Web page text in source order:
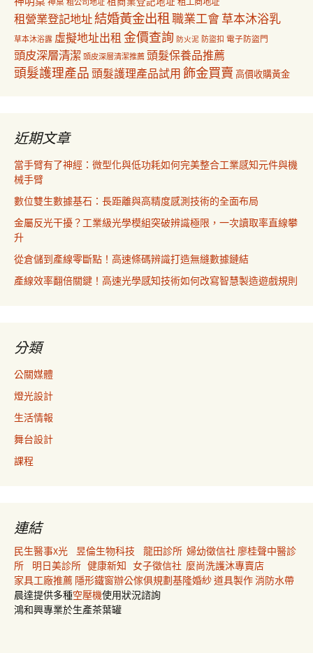
租公司地址
租營業登記地址結婚黃金出租職業工會草本沐浴乳
草本沐浴露 虛擬地址出租 金價查詢 防火泥 防盜扣 電子防盜門
頭皮深層清潔 頭皮深層清潔推薦 頭髮保養品推薦
頭髮護理產品 頭髮護理產品試用 飾金買賣 高價收購黃金
近期文章
當手臂有了神經：微型化與低功耗如何完美整合工業感知元件與機
械手臂
數位雙生數據基石：長距離與高精度感測技術的全面布局
金屬反光干擾？工業級光學模組突破辨識極限，一次讀取率直線攀
升
從倉儲到產線零斷點！高速條碼辨識打造無縫數據鏈結
產線效率翻倍關鍵！高速光學感知技術如何改寫智慧製造遊戲規則
分類
公關媒體
燈光設計
生活情報
舞台設計
課程
連結
民生醫事X光 昱倫生物科技 龍田診所 婦幼徵信社 廖桂聲中醫診
所
明日美診所 健康新知 女子徵信社 麼尚洗護沐專賣店
家具工廠推薦 隱形鐵窗辦公傢俱規劃基隆婚紗道具製作消防水帶
晨達提供多種空壓機使用狀況諮詢
鴻和興專業於生產茶葉罐